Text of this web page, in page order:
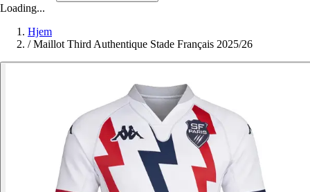
Loading...
Hjem
/ Maillot Third Authentique Stade Français 2025/26